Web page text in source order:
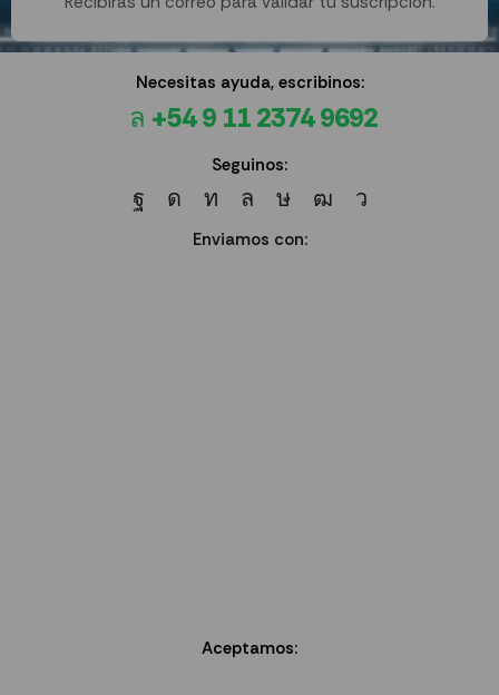
Necesitas ayuda, escribinos:
+54 9 11 2374 9692
Seguinos:
Enviamos con:
Aceptamos: